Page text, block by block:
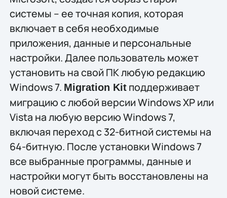
системы – ее точная копия, которая
включает в себя необходимые
приложения, данные и персональные
настройки. Далее пользователь может
установить на свой ПК любую редакцию
Windows 7. Migration Kitподдерживает
миграцию с любой версии Windows XP или
Vista на любую версию Windows 7,
включая переход с 32-битной системы на
64-битную. После установки Windows 7
все выбранные программы, данные и
настройки могут быть восстановлены на
новой системе.